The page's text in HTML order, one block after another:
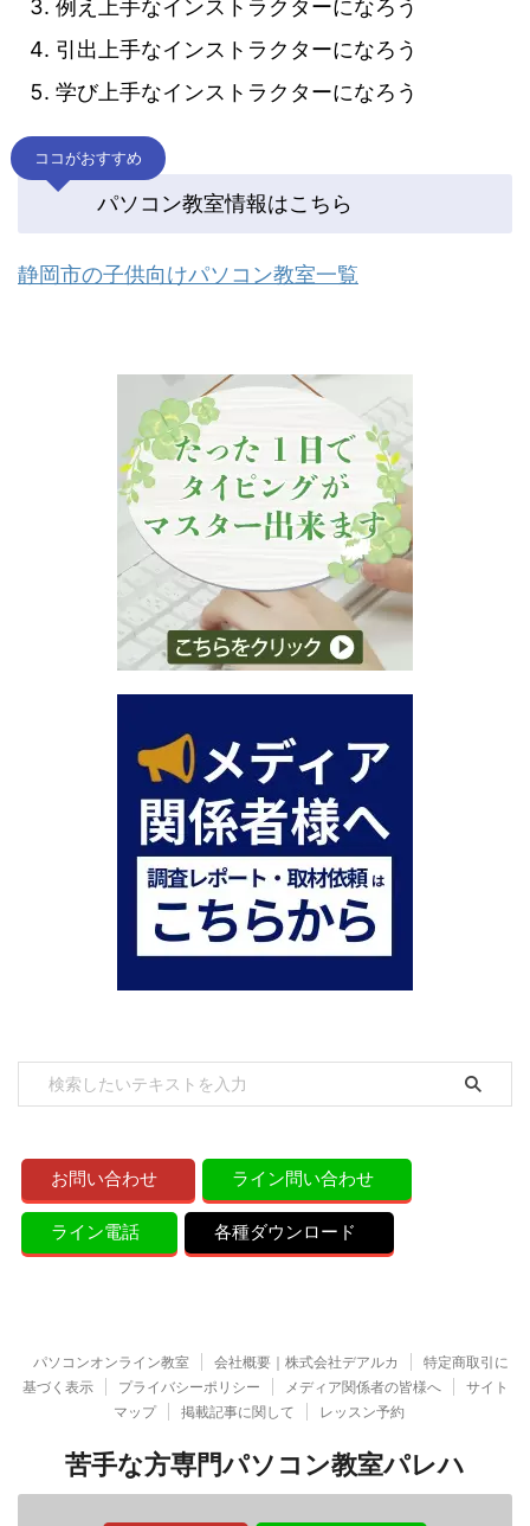
例え上手なインストラクターになろう
引出上手なインストラクターになろう
学び上手なインストラクターになろう
ココがおすすめ
パソコン教室情報はこちら
静岡市の子供向けパソコン教室一覧
お問い合わせ ライン問い合わせ
ライン電話 各種ダウンロード
パソコンオンライン教室 会社概要｜株式会社デアルカ
特定商取引に
基づく表示
プライバシーポリシー メディア関係者の皆様へ
サイト
マップ
掲載記事に関して レッスン予約
苦手な方専門パソコン教室パレハ